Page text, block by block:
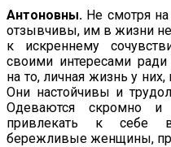
Антоновны. Не смотря
отзывчивы, им в жизни
к искреннему
своими интересами
на то, личная жизнь у
Они настойчивы и
Одеваются скромно
привлекать к себе
бережливые женщины,